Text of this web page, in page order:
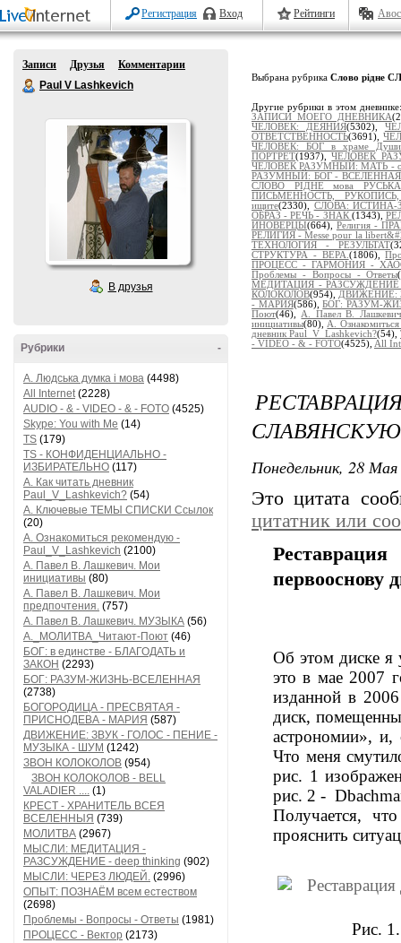
Регистрация Вход Рейтинги
Записи Друзья
Комментарии
Paul V Lashkevich
В друзья
-
Рубрики
A. Людська думка і мова (4498)
All Internet(2228)
AUDIO - & - VIDEO - & - FOTO (4525)
Skype: You with Me (14)
TS (179)
TS - КОНФИДЕНЦИАЛЬНО -
ИЗБИРАТЕЛЬНО (117)
А. Как читать дневник
Paul_V_Lashkevich? (54)
А. Ключевые ТЕМЫ СПИСКИ Ссылок
(20)
А. Ознакомиться рекомендую -
Paul_V_Lashkevich (2100)
А. Павел В. Лашкевич. Мои
инициативы (80)
А. Павел В. Лашкевич. Мои
предпочтения. (757)
А. Павел В. Лашкевич. МУЗЫКА (56)
А._МОЛИТВА_Читают-Поют (46)
БОГ: в единстве - БЛАГОДАТЬ и
ЗАКОН (2293)
БОГ: РАЗУМ-ЖИЗНЬ-ВСЕЛЕННАЯ
(2738)
БОГОРОДИЦА - ПРЕСВЯТАЯ -
ПРИСНОДЕВА - МАРИЯ (587)
ДВИЖЕНИЕ: ЗВУК - ГОЛОС - ПЕНИЕ -
МУЗЫКА - ШУМ (1242)
ЗВОН КОЛОКОЛОВ (954)
ЗВОН КОЛОКОЛОВ - BELL
VALADIER .... (1)
КРЕСТ - ХРАНИТЕЛЬ ВСЕЯ
ВСЕЛЕННЫЯ (739)
МОЛИТВА (2967)
МЫСЛИ: МЕДИТАЦИЯ -
РАЗСУЖДЕНИЕ - deep thinking (902)
МЫСЛИ: ЧЕРЕЗ ЛЮДЕЙ. (2996)
ОПЫТ: ПОЗНАЁМ всем естеством
(2698)
Проблемы - Вопросы - Ответы (1981)
ПРОЦЕСС - Вектор (2173)
Выбрана рубрика Слово рідне
Другие рубрики в этом
ЗАПИСИ МОЕГО ДНЕВНИКА
ЧЕЛОВЕК: ДЕЯНИЯ(5302),
ОТВЕТСТВЕННОСТЬ(3691),
ЧЕЛОВЕК: БОГ в храме Души
ПОРТРЕТ(1937),ЧЕЛОВЕК
ЧЕЛОВЕК РАЗУМНЫЙ: МАТЬ -
РАЗУМНЫЙ: БОГ - ВСЕЛЕННАЯ
СЛОВО РІДНЕ мова
ПИСЬМЕННОСТЬ,
ищите(2330), СЛОВА:
ОБРАЗ - РЕЧЬ - ЗНАК (1343),
ИНОВЕРЦЫ(664), Религия -
РЕЛИГИЯ - Messe pour la
ТЕХНОЛОГИЯ - РЕЗУЛЬТАТ
СТРУКТУРА - ВЕРА. (1806),
ПРОЦЕСС - ГАРМОНИЯ -
Проблемы - Вопросы - Ответы
МЕДИТАЦИЯ - РАЗСУЖДЕНИЕ -
КОЛОКОЛОВ(954), ДВИЖЕНИЕ:
- МАРИЯ(586),БОГ: РАЗУМ-
Поют(46), А. Павел В.
инициативы(80), А.
дневник Paul_V_Lashkevich?(54),
- VIDEO - & - FOTO(4525), All
Понедельник, 28
Это цитата
цитатник или
первооснову
Об этом диске я
это в мае 2007
изданной в
диск,
астрономии»,
Что меня
рис. 1
рис. 2 -
Получается,
прояснить
Рис.